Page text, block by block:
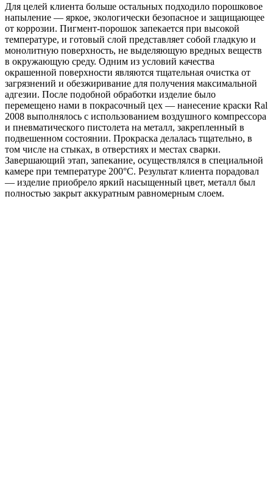
Для целей клиента больше остальных подходило порошковое
напыление — яркое, экологически безопасное и защищающее
от коррозии. Пигмент-порошок запекается при высокой
температуре, и готовый слой представляет собой гладкую и
монолитную поверхность, не выделяющую вредных веществ
в окружающую среду. Одним из условий качества
окрашенной поверхности являются тщательная очистка от
загрязнений и обезжиривание для получения максимальной
адгезии. После подобной обработки изделие было
перемещено нами в покрасочный цех — нанесение краски Ral
2008 выполнялось с использованием воздушного компрессора
и пневматического пистолета на металл, закрепленный в
подвешенном состоянии. Прокраска делалась тщательно, в
том числе на стыках, в отверстиях и местах сварки.
Завершающий этап, запекание, осуществлялся в специальной
камере при температуре 200°С. Результат клиента порадовал
— изделие приобрело яркий насыщенный цвет, металл был
полностью закрыт аккуратным равномерным слоем.